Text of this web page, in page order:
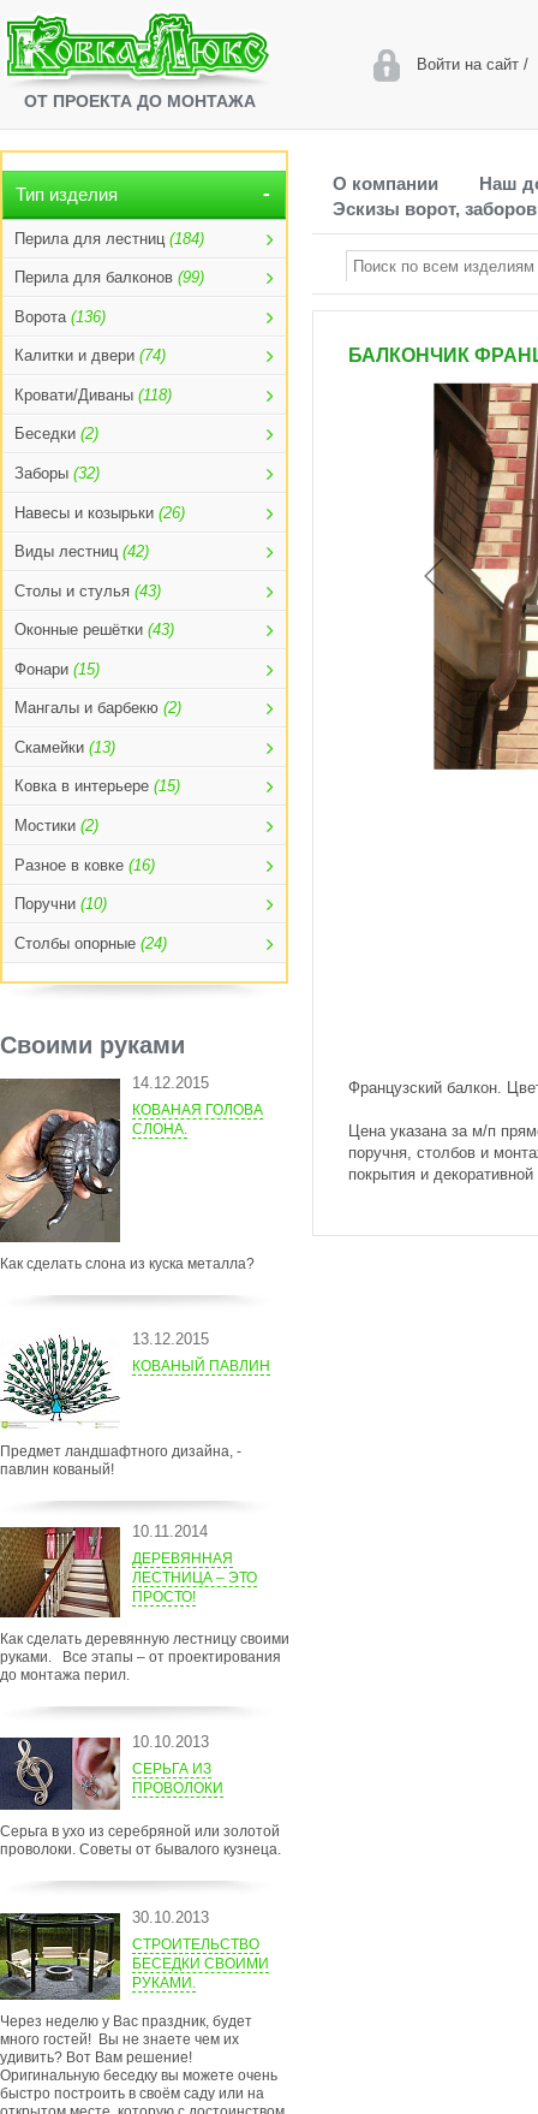
ОТ ПРОЕКТА ДО МОНТАЖА
Войти на сайт/
Тип изделия
Перила для лестниц (184)
Перила для балконов (99)
Ворота (136)
Калитки и двери (74)
Кровати/Диваны (118)
Беседки (2)
Заборы (32)
Навесы и козырьки (26)
Виды лестниц (42)
Столы и стулья (43)
Оконные решётки (43)
Фонари (15)
Мангалы и барбекю (2)
Скамейки (13)
Ковка в интерьере (15)
Мостики (2)
Разное в ковке (16)
Поручни (10)
Столбы опорные (24)
Своими руками
14.12.2015
КОВАНАЯ ГОЛОВА
СЛОНА.
Как сделать слона из куска металла?
13.12.2015
КОВАНЫЙ ПАВЛИН
Предмет ландшафтного дизайна, -
павлин кованый!
10.11.2014
ДЕРЕВЯННАЯ
ЛЕСТНИЦА – ЭТО
ПРОСТО!
Как сделать деревянную лестницу своими
руками. Все этапы – от проектирования
до монтажа перил.
10.10.2013
СЕРЬГА ИЗ
ПРОВОЛОКИ
Серьга в ухо из серебряной или золотой
проволоки. Советы от бывалого кузнеца.
30.10.2013
СТРОИТЕЛЬСТВО
БЕСЕДКИ СВОИМИ
РУКАМИ.
Через неделю у Вас праздник, будет
много гостей! Вы не знаете чем их
удивить? Вот Вам решение!
Оригинальную беседку вы можете очень
быстро построить в своём саду или на
О компании
Наш
Эскизы ворот, заборов
БАЛКОНЧИК
Французский балкон.
Цена указана за м/п
поручня, столбов и
покрытия и